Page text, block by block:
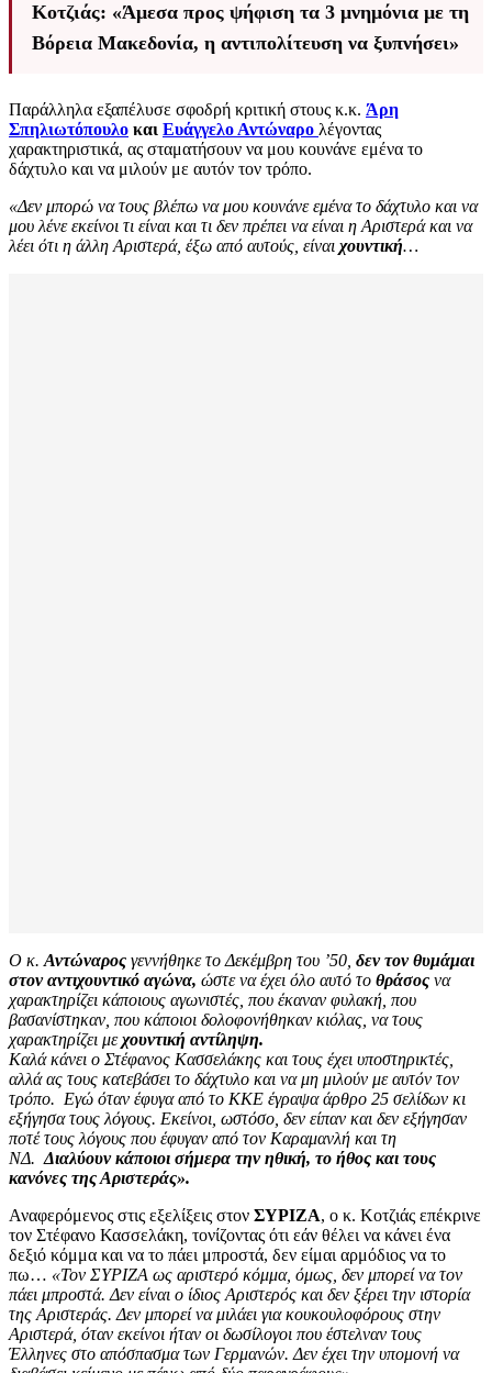
Κοτζιάς: «Άμεσα προς ψήφιση τα 3 μνημόνια με τη
Βόρεια Μακεδονία, η αντιπολίτευση να ξυπνήσει»
Παράλληλα εξαπέλυσε σφοδρή κριτική στους κ.κ. Άρη
Σπηλιωτόπουλο και Ευάγγελο Αντώναρο λέγοντας
χαρακτηριστικά, ας σταματήσουν να μου κουνάνε εμένα το
δάχτυλο και να μιλούν με αυτόν τον τρόπο.
«Δεν μπορώ να τους βλέπω να μου κουνάνε εμένα το δάχτυλο και να
μου λένε εκείνοι τι είναι και τι δεν πρέπει να είναι η Αριστερά και να
λέει ότι η άλλη Αριστερά, έξω από αυτούς, είναι χουντική…
Ο κ. Αντώναρος γεννήθηκε το Δεκέμβρη του ’50, δεν τον θυμάμαι
στον αντιχουντικό αγώνα, ώστε να έχει όλο αυτό το θράσος να
χαρακτηρίζει κάποιους αγωνιστές, που έκαναν φυλακή, που
βασανίστηκαν, που κάποιοι δολοφονήθηκαν κιόλας, να τους
χαρακτηρίζει μεχουντική αντίληψη.
Καλά κάνει ο Στέφανος Κασσελάκης και τους έχει υποστηρικτές,
αλλά ας τους κατεβάσει το δάχτυλο και να μη μιλούν με αυτόν τον
τρόπο. Εγώ όταν έφυγα από το ΚΚΕ έγραψα άρθρο 25 σελίδων κι
εξήγησα τους λόγους. Εκείνοι, ωστόσο, δεν είπαν και δεν εξήγησαν
ποτέ τους λόγους που έφυγαν από τον Καραμανλή και τη
ΝΔ. Διαλύουν κάποιοι σήμερα την ηθική, το ήθος και τους
κανόνες της Αριστεράς».
Αναφερόμενος στις εξελίξεις στον ΣΥΡΙΖΑ, ο κ. Κοτζιάς επέκρινε
τον Στέφανο Κασσελάκη, τονίζοντας ότι εάν θέλει να κάνει ένα
δεξιό κόμμα και να το πάει μπροστά, δεν είμαι αρμόδιος να το
πω… «Τον ΣΥΡΙΖΑ ως αριστερό κόμμα, όμως, δεν μπορεί να τον
πάει μπροστά. Δεν είναι ο ίδιος Αριστερός και δεν ξέρει την ιστορία
της Αριστεράς. Δεν μπορεί να μιλάει για κουκουλοφόρους στην
Αριστερά, όταν εκείνοι ήταν οι δωσίλογοι που έστελναν τους
Έλληνες στο απόσπασμα των Γερμανών. Δεν έχει την υπομονή να